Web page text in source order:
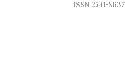
ISSN 2541-8637